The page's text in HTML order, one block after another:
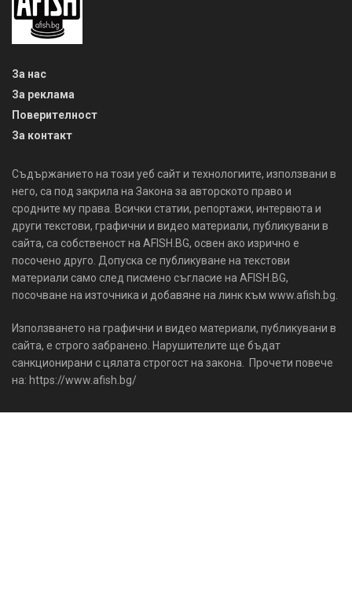
За нас
За реклама
Поверителност
За контакт
Съдържанието на този уеб сайт и технологиите, използвани в
него, са под закрила на Закона за авторското право и
сродните му права. Всички статии, репортажи, интервюта и
други текстови, графични и видео материали, публикувани в
сайта, са собственост на AFISH.BG, освен ако изрично е
посочено друго. Допуска се публикуване на текстови
материали само след писмено съгласие на AFISH.BG,
посочване на източника и добавяне на линк към www.afish.bg.
Използването на графични и видео материали, публикувани в
сайта, е строго забранено. Нарушителите ще бъдат
санкционирани с цялата строгост на закона. Прочети повече
на: https://www.afish.bg/